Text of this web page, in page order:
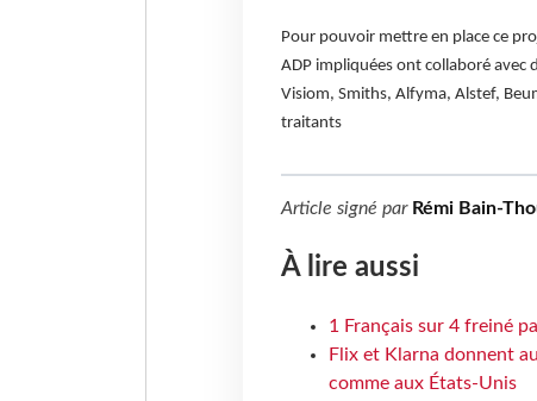
Pour pouvoir mettre en place ce
ADP impliquées ont collaboré avec
Visiom, Smiths, Alfyma, Alstef,
traitants
Article signé par Rémi Bain-
À lire aussi
1 Français sur 4 freiné
Flix et Klarna donnent
comme aux États-Unis